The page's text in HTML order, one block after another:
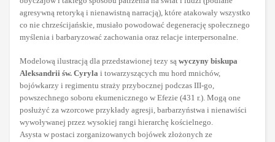
agresywną retoryką i nienawistną narracją), które atakowały wszystko
co nie chrześcijańskie, musiało powodować degenerację społecznego
myślenia i barbaryzować zachowania oraz relacje interpersonalne.
Modelową ilustracją dla przedstawionej tezy są wyczyny biskupa
Aleksandrii św. Cyryla i towarzyszących mu hord mnichów,
bojówkarzy i regimentu straży przybocznej podczas III-go,
powszechnego soboru ekumenicznego w Efezie (431 r.). Mogą one
posłużyć za wzorcowe przykłady agresji, barbarzyństwa i nienawiści
wywoływanej przez wysokiej rangi hierarchę kościelnego.
Asysta w postaci zorganizowanych bojówek złożonych ze